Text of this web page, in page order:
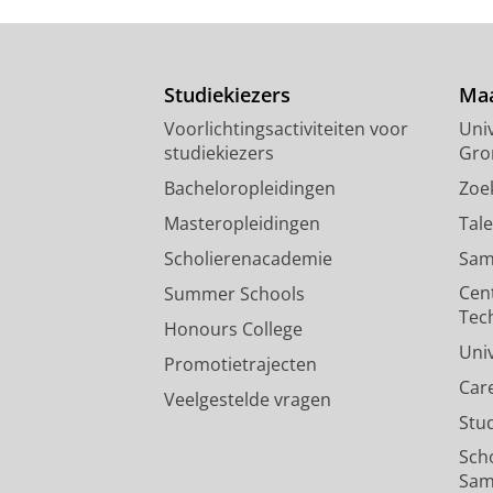
Studiekiezers
Voorlichtingsactiviteiten voor
studiekiezers
Bacheloropleidingen
Masteropleidingen
Scholierenacademie
Summer Schools
Honours College
Promotietrajecten
Veelgestelde vragen